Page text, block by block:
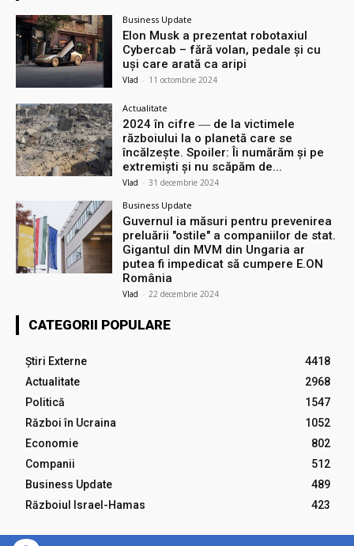
Business Update
Elon Musk a prezentat robotaxiul
Cyberсab – fără volan, pedale și cu
uși care arată ca aripi
Vlad - 11 octombrie 2024
Actualitate
2024 în cifre ― de la victimele
războiului la o planetă care se
încălzește. Spoiler: Îi numărăm și pe
extremiști și nu scăpăm de...
Vlad - 31 decembrie 2024
Business Update
Guvernul ia măsuri pentru prevenirea
preluării ″ostile″ a companiilor de stat.
Gigantul din MVM din Ungaria ar
putea fi impedicat să cumpere E.ON
România
Vlad - 22 decembrie 2024
CATEGORII POPULARE
Știri Externe
4418
Actualitate
2968
Politică
1547
Război în Ucraina
1052
Economie
802
Companii
512
Business Update
489
Războiul Israel-Hamas
423